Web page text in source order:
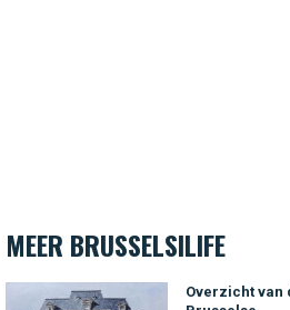
MEER BRUSSELSILIFE
Overzicht van
Overzicht van de Brusselse